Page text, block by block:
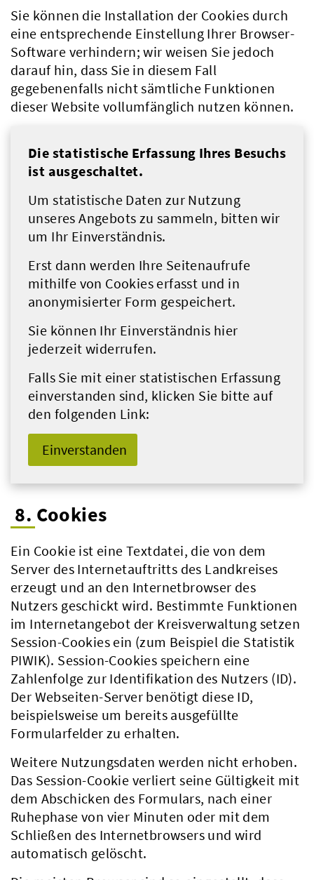
Sie können die Installation der Cookies durch
eine entsprechende Einstellung Ihrer Browser-
Software verhindern; wir weisen Sie jedoch
darauf hin, dass Sie in diesem Fall
gegebenenfalls nicht sämtliche Funktionen
dieser Website vollumfänglich nutzen können.
Die statistische Erfassung Ihres Besuchs
ist ausgeschaltet.
Um statistische Daten zur Nutzung
unseres Angebots zu sammeln, bitten wir
um Ihr Einverständnis.
Erst dann werden Ihre Seitenaufrufe
mithilfe von Cookies erfasst und in
anonymisierter Form gespeichert.
Sie können Ihr Einverständnis hier
jederzeit widerrufen.
Falls Sie mit einer statistischen Erfassung
einverstanden sind, klicken Sie bitte auf
den folgenden Link:
Einverstanden
8. Cookies
Ein Cookie ist eine Textdatei, die von dem
Server des Internetauftritts des Landkreises
erzeugt und an den Internetbrowser des
Nutzers geschickt wird. Bestimmte Funktionen
im Internetangebot der Kreisverwaltung setzen
Session-Cookies ein (zum Beispiel die Statistik
PIWIK). Session-Cookies speichern eine
Zahlenfolge zur Identifikation des Nutzers (ID).
Der Webseiten-Server benötigt diese ID,
beispielsweise um bereits ausgefüllte
Formularfelder zu erhalten.
Weitere Nutzungsdaten werden nicht erhoben.
Das Session-Cookie verliert seine Gültigkeit mit
dem Abschicken des Formulars, nach einer
Ruhephase von vier Minuten oder mit dem
Schließen des Internetbrowsers und wird
automatisch gelöscht.